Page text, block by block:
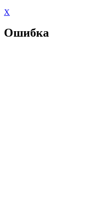
X
Ошибка